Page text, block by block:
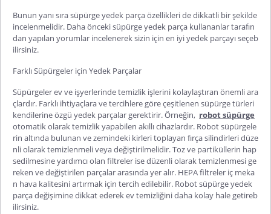
Bunun yanı sırasüpürge yedek parça özellikleride dikkatli bir şekilde
incelenmelidir. Daha öncekisüpürge yedek parça kullananlartarafın
dan yapılan yorumlar incelenerek sizin için en iyi yedek parçayı seçeb
ilirsiniz.
Farklı Süpürgeler için Yedek Parçalar
Süpürgeler ev ve işyerlerinde temizlik işlerini kolaylaştıran önemli ara
çlardır. Farklı ihtiyaçlara ve tercihlere göre çeşitlenen süpürge türleri
kendilerine özgü yedek parçalar gerektirir. Örneğin, robot süpürge
otomatik olarak temizlik yapabilen akıllı cihazlardır. Robot süpürgele
rin altında bulunan ve zemindeki kirleri toplayan fırça silindirleri düze
nli olarak temizlenmeli veya değiştirilmelidir. Toz ve partiküllerin hap
sedilmesine yardımcı olan filtreler ise düzenli olarak temizlenmesi ge
reken ve değiştirilen parçalar arasında yer alır. HEPA filtreler iç meka
n hava kalitesini artırmak için tercih edilebilir. Robot süpürge yedek
parçadeğişimine dikkat ederek ev temizliğini daha kolay hale getireb
ilirsiniz.